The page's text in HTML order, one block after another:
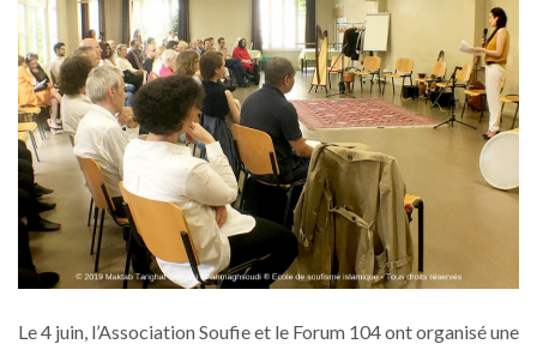
Le 4 juin, l’Association Soufie et le Forum 104 ont organisé une